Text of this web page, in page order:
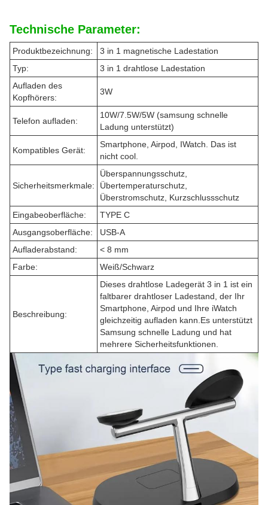
Technische Parameter:
Produktbezeichnung:
3 in 1 magnetische Ladestation
Typ:
3 in 1 drahtlose Ladestation
Aufladen des
Kopfhörers:
3W
Telefon aufladen:
10W/7.5W/5W (samsung schnelle
Ladung unterstützt)
Kompatibles Gerät:
Smartphone, Airpod, IWatch. Das ist
nicht cool.
Sicherheitsmerkmale:
Überspannungsschutz,
Übertemperaturschutz,
Überstromschutz, Kurzschlussschutz
Eingabeoberfläche:
TYPE C
Ausgangsoberfläche:
USB-A
Aufladerabstand:
< 8 mm
Farbe:
Weiß/Schwarz
Beschreibung:
Dieses drahtlose Ladegerät 3 in 1 ist ein
faltbarer drahtloser Ladestand, der Ihr
Smartphone, Airpod und Ihre iWatch
gleichzeitig aufladen kann.Es unterstützt
Samsung schnelle Ladung und hat
mehrere Sicherheitsfunktionen.